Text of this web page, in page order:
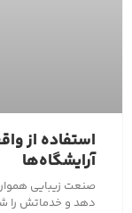
استفاده از
آرایشگاه‌ها
صنعت زیبایی
دهد و خدماتش را